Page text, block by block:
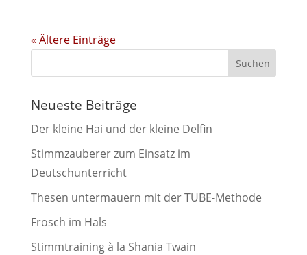
« Ältere Einträge
Neueste Beiträge
Der kleine Hai und der kleine Delfin
Stimmzauberer zum Einsatz im
Deutschunterricht
Thesen untermauern mit der TUBE-Methode
Frosch im Hals
Stimmtraining à la Shania Twain